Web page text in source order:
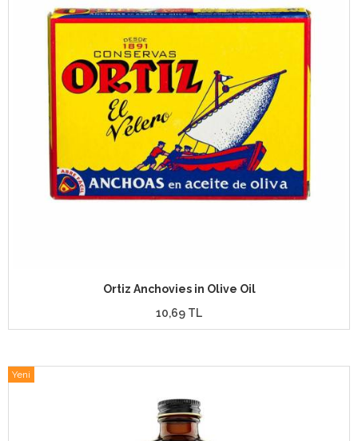
Ortiz Anchovies in Olive Oil
10,69 TL
Yeni